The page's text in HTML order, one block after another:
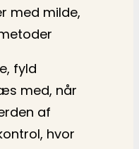
med milde,
fyld
med, når
af
hvor